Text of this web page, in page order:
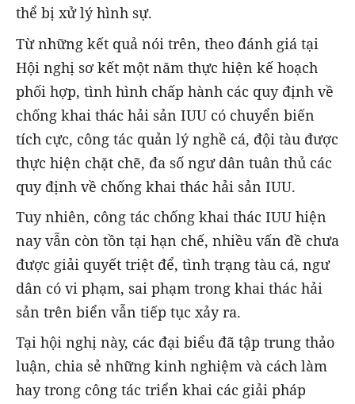
thể bị xử lý hình sự.
Từ những kết quả nói trên, theo đánh giá tại
Hội nghị sơ kết một năm thực hiện kế hoạch
phối hợp, tình hình chấp hành các quy định về
chống khai thác hải sản IUU có chuyển biến
tích cực, công tác quản lý nghề cá, đội tàu được
thực hiện chặt chẽ, đa số ngư dân tuân thủ các
quy định về chống khai thác hải sản IUU.
Tuy nhiên, công tác chống khai thác IUU hiện
nay vẫn còn tồn tại hạn chế, nhiều vấn đề chưa
được giải quyết triệt để, tình trạng tàu cá, ngư
dân có vi phạm, sai phạm trong khai thác hải
sản trên biển vẫn tiếp tục xảy ra.
Tại hội nghị này, các đại biểu đã tập trung thảo
luận, chia sẻ những kinh nghiệm và cách làm
hay trong công tác triển khai các giải pháp